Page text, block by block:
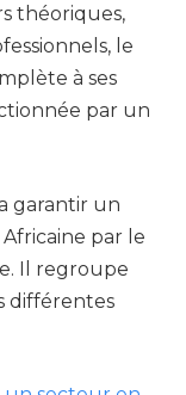
théoriques,
le
à ses
par un
garantir un
par le
Il regroupe
différentes